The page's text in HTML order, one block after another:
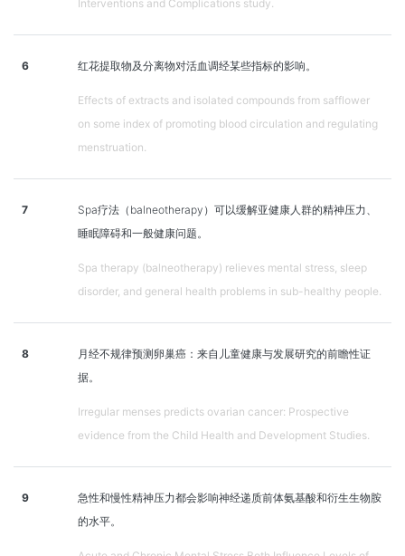
Interventions and Complications study.
6 红花提取物及分离物对活血调经某些指标的影响。
Effects of extracts and isolated compounds from safflower
on some index of promoting blood circulation and regulating
menstruation.
7
Spa疗法（balneotherapy）可以缓解亚健康人群的精神压力、
睡眠障碍和一般健康问题。
Spa therapy (balneotherapy) relieves mental stress, sleep
disorder, and general health problems in sub-healthy people.
8
月经不规律预测卵巢癌：来自儿童健康与发展研究的前瞻性证
据。
Irregular menses predicts ovarian cancer: Prospective
evidence from the Child Health and Development Studies.
9
急性和慢性精神压力都会影响神经递质前体氨基酸和衍生生物胺
的水平。